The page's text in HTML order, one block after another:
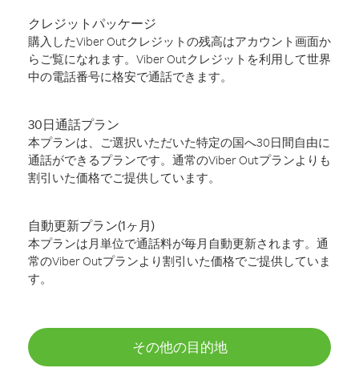
クレジットパッケージ
購入したViber Outクレジットの残高はアカウント画面か
らご覧になれます。Viber Outクレジットを利用して世界
中の電話番号に格安で通話できます。
30日通話プラン
本プランは、ご選択いただいた特定の国へ30日間自由に
通話ができるプランです。通常のViber Outプランよりも
割引いた価格でご提供しています。
自動更新プラン(1ヶ月)
本プランは月単位で通話料が毎月自動更新されます。通
常のViber Outプランより割引いた価格でご提供していま
す。
その他の目的地